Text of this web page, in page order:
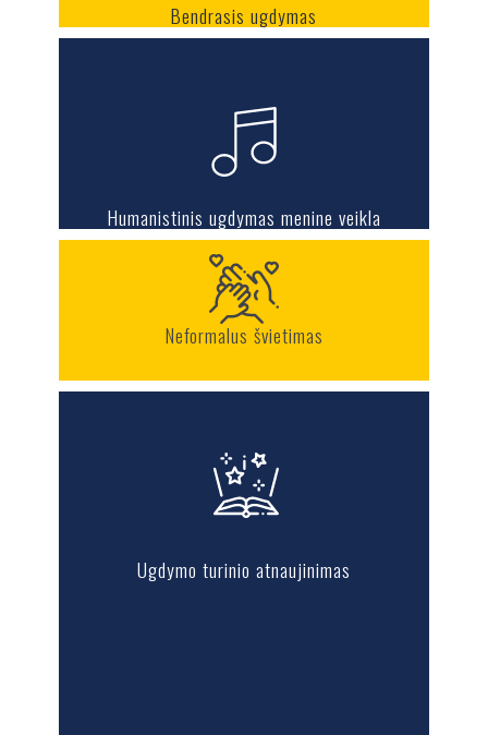
Bendrasis ugdymas
Humanistinis ugdymas menine veikla
Neformalus švietimas
Ugdymo turinio atnaujinimas